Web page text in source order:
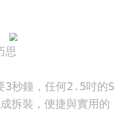
思
3秒鐘，任何2.5吋的S
拆裝，便捷與實用的